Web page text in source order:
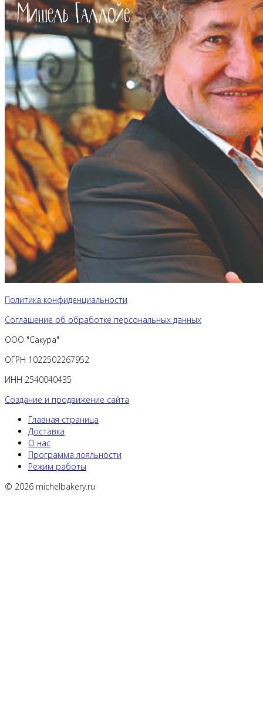
Политика конфиденциальности
Соглашение об обработке персональных данных
ООО "Сакура"
ОГРН 1022502267952
ИНН 2540040435
Создание и продвижение сайта
Главная страница
Доставка
О нас
Программа лояльности
Режим работы
© 2026 michelbakery.ru